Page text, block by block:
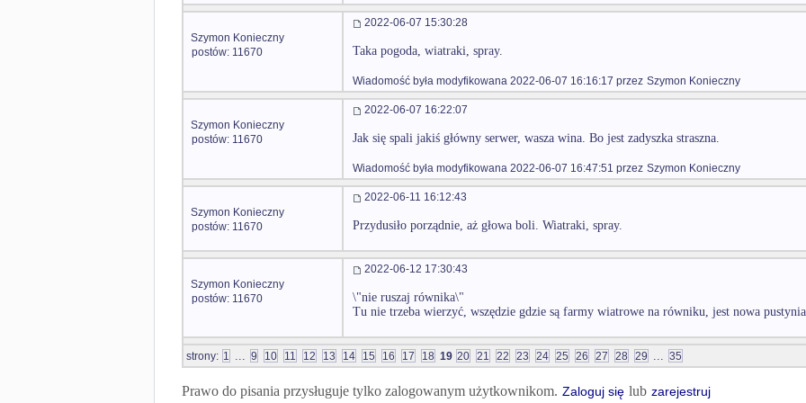
Szymon Konieczny
postów: 11670
2022-06-07 15:30:28
Taka pogoda, wiatraki, spray.
Wiadomość była modyfikowana 2022-06-07 16:16:17 przez Szymon Konieczny
Szymon Konieczny
postów: 11670
2022-06-07 16:22:07
Jak się spali jakiś główny serwer, wasza wina. Bo jest zadyszka straszna.
Wiadomość była modyfikowana 2022-06-07 16:47:51 przez Szymon Konieczny
Szymon Konieczny
postów: 11670
2022-06-11 16:12:43
Przydusiło porządnie, aż głowa boli. Wiatraki, spray.
Szymon Konieczny
postów: 11670
2022-06-12 17:30:43
\"nie ruszaj równika\"
Tu nie trzeba wierzyć, wszędzie gdzie są farmy wiatrowe na równiku, jest nowa
strony: 1 ... 9 10 11 12 13 14 15 16 17 18 19 20 21 22 23 24 25 26 27 28 29 ... 35
Prawo do pisania przysługuje tylko zalogowanym użytkownikom. Zaloguj się lub zarejestruj